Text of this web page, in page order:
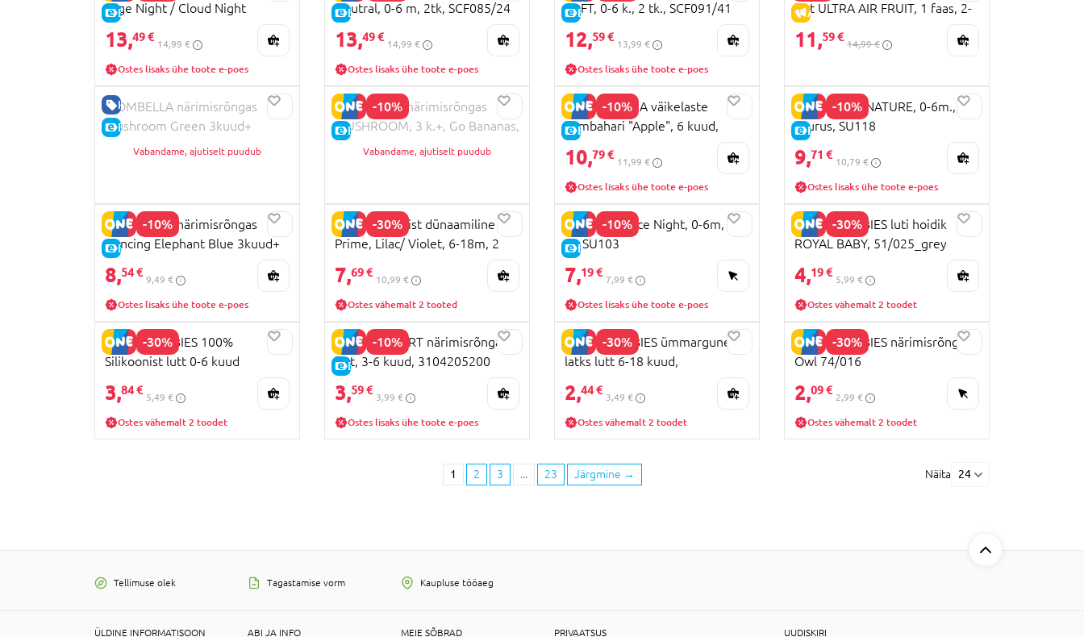
E-HIND
Sage Night / Cloud Night
13,49 €
14,99 €
Ostes lisaks ühe toote e-poes
E-HIND
Neutral, 0-6 m, 2tk, SCF085/24
13,49 €
14,99 €
Ostes lisaks ühe toote e-poes
E-HIND
SOFT, 0-6 k., 2 tk., SCF091/41
12,59 €
13,99 €
Ostes lisaks ühe toote e-poes
ALLAHINDLUS
lutt ULTRA AIR FRUIT, 1 faas, 2-
pakk., SCF080/17
11,59 €
14,99 €
HEA HIND
E-HIND
MOMBELLA närimisrõngas
Mushroom Green 3kuud+
P8053Vabandame, ajutiselt puudub
-10%
E-HIND
MOMBELLA närimisrõngas
MUSHROOM, 3 k.+, Go Bananas,
00139Vabandame, ajutiselt puudub
-10%
E-HIND
EDISONMAMA väikelaste
hambahari "Apple", 6 kuud,
KJ1253
10,79 €
11,99 €
Ostes lisaks ühe toote e-poes
-10%
E-HIND
NUK lutt SIGNATURE, 0-6m., 2
suurus, SU118
9,71 €
10,79 €
Ostes lisaks ühe toote e-poes
-10%
E-HIND
MOMBELLA närimisrõngas
Dancing Elephant Blue 3kuud+
P8051
8,54 €
9,49 €
Ostes lisaks ühe toote e-poes
-30%
LOVI silikoonist dünaamiline lutt
Prime, Lilac/ Violet, 6-18m, 2
7,69 €
10,99 €
Ostes vähemalt 2 tooted
-10%
E-HIND
NUK lutt Space Night, 0-6m, 2
tk, SU103
7,19 €
7,99 €
Ostes lisaks ühe toote e-poes
-30%
CANPOL BABIES luti hoidik
ROYAL BABY, 51/025_grey
4,19 €
5,99 €
Ostes vähemalt 2 toodet
-30%
CANPOL BABIES 100%
Silikoonist lutt 0-6 kuud
Sümmeetriline 1 tk, 24/001_whi
3,84 €
5,49 €
Ostes vähemalt 2 toodet
-10%
E-HIND
BEBECONFORT närimisrõngas-
lutt, 3-6 kuud, 3104205200
3,59 €
3,99 €
Ostes lisaks ühe toote e-poes
-30%
CANPOL BABIES ümmargune
latks lutt 6-18 kuud,
2,44 €
3,49 €
Ostes vähemalt 2 toodet
-30%
CANPOL BABIES närimisrõngas
Owl 74/016
2,09 €
2,99 €
Ostes vähemalt 2 toodet
1 2 3 ... 23 Järgmine → Näita 24
Tellimuse olek Tagastamise vorm Kaupluse tööaeg
ÜLDINE INFORMATISOON ABI JA INFO MEIE SÕBRAD PRIVAATSUS UUDISKIRI